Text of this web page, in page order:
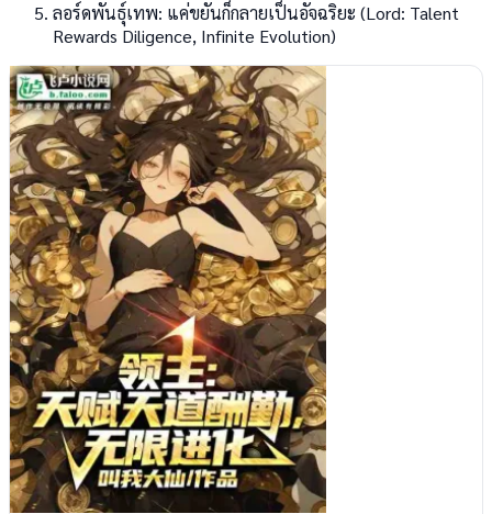
ลอร์ดพันธุ์เทพ: แค่ขยันก็กลายเป็นอัจฉริยะ (Lord: Talent
Rewards Diligence, Infinite Evolution)